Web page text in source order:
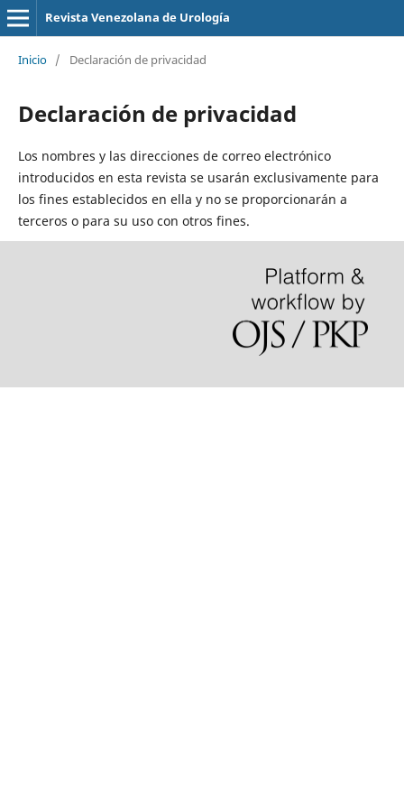
Revista Venezolana de Urología
Inicio / Declaración de privacidad
Declaración de privacidad
Los nombres y las direcciones de correo electrónico
introducidos en esta revista se usarán exclusivamente para
los fines establecidos en ella y no se proporcionarán a
terceros o para su uso con otros fines.